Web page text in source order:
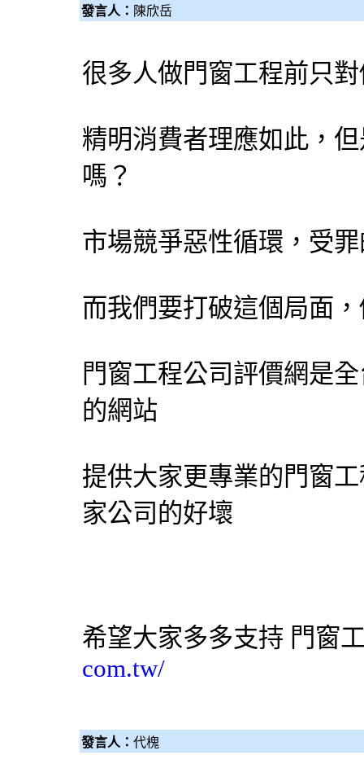
發言人： 陳欣岳
很多人做門窗工程前只
精明消費者理應如此，
嗎？
市場競爭惡性循環，受
而我們要打破這個局面
門窗工程公司評價網是
的網站
提供大家更專業的門窗
家公司的好壞
希望大家多多支持 門窗
com.tw/
發言人： 代槐